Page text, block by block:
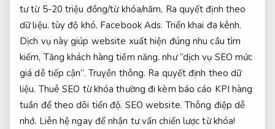
tư từ 5-20 triệu đồng/từ khóa/năm, Ra quyết định theo
dữ liệu. tùy độ khó. Facebook Ads. Triển khai đa kênh.
Dịch vụ này giúp website xuất hiện đúng nhu cầu tìm
kiếm, Tăng khách hàng tiềm năng. như “dịch vụ SEO mức
giá dễ tiếp cận”. Truyền thông. Ra quyết định theo dữ
liệu. Thuê SEO từ khóa thường đi kèm báo cáo KPI hàng
tuần để theo dõi tiến độ. SEO website. Thông điệp dễ
nhớ. Liên hệ ngay để nhận tư vấn chiến lược từ khóa!